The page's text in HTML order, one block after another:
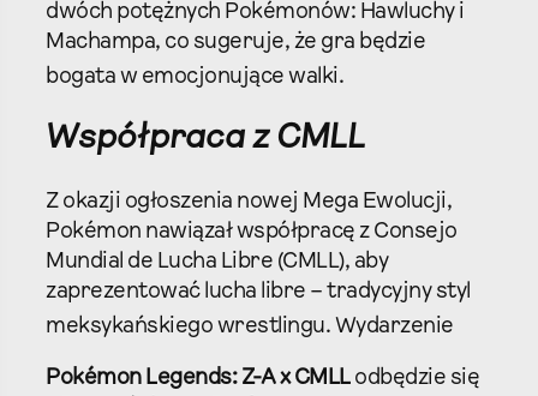
dwóch potężnych Pokémonów: Hawluchy i
Machampa, co sugeruje, że gra będzie
bogata w emocjonujące walki.
Współpraca z CMLL
Z okazji ogłoszenia nowej Mega Ewolucji,
Pokémon nawiązał współpracę z Consejo
Mundial de Lucha Libre (CMLL), aby
zaprezentować lucha libre – tradycyjny styl
meksykańskiego wrestlingu. Wydarzenie
Pokémon Legends: Z-A x CMLLodbędzie się